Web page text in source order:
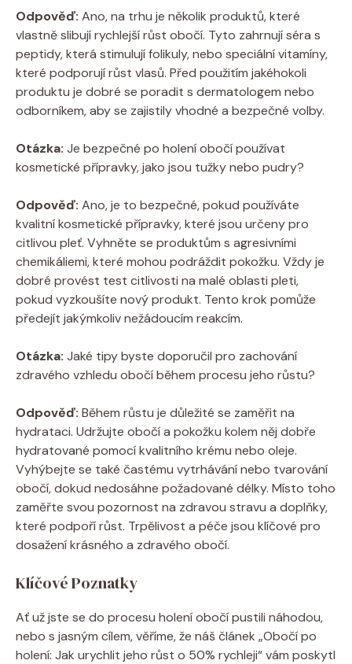
Odpověď: Ano, na trhu je několik produktů, které
vlastně slibují rychlejší růst obočí. Tyto zahrnují séra s
peptidy, která stimulují folikuly, nebo speciální vitamíny,
které podporují růst vlasů. Před použitím jakéhokoli
produktu je dobré se poradit s dermatologem nebo
odborníkem, aby se zajistily vhodné a bezpečné volby.
Otázka: Je bezpečné po holení obočí používat
kosmetické přípravky, jako jsou tužky nebo pudry?
Odpověď: Ano, je to bezpečné, pokud používáte
kvalitní kosmetické přípravky, které jsou určeny pro
citlivou pleť. Vyhněte se produktům s agresivními
chemikáliemi, které mohou podráždit pokožku. Vždy je
dobré provést test citlivosti na malé oblasti pleti,
pokud vyzkoušíte nový produkt. Tento krok pomůže
předejít jakýmkoliv nežádoucím reakcím.
Otázka: Jaké tipy byste doporučil pro zachování
zdravého vzhledu obočí během procesu jeho růstu?
Odpověď: Během růstu je důležité se zaměřit na
hydrataci. Udržujte obočí a pokožku kolem něj dobře
hydratované pomocí kvalitního krému nebo oleje.
Vyhýbejte se také častému vytrhávání nebo tvarování
obočí, dokud nedosáhne požadované délky. Místo toho
zaměřte svou pozornost na zdravou stravu a doplňky,
které podpoří růst. Trpělivost a péče jsou klíčové pro
dosažení krásného a zdravého obočí.
Klíčové Poznatky
Ať už jste se do procesu holení obočí pustili náhodou,
nebo s jasným cílem, věříme, že náš článek „Obočí po
holení: Jak urychlit jeho růst o 50% rychleji“ vám poskytl